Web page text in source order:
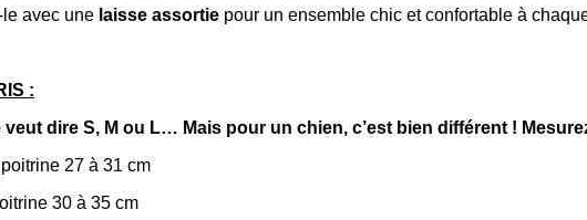
avec une laisse assortie pour un ensemble chic et confortable à
:
dire S, M ou L… Mais pour un chien, c’est bien différent !
27 à 31 cm
30 à 35 cm